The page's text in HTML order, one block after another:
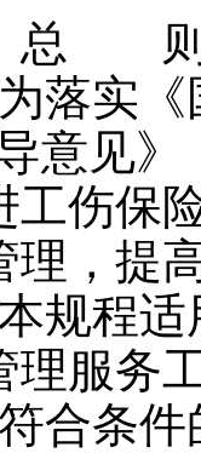
总
实《
意见
工伤保
理，提
程适
理服务
条件